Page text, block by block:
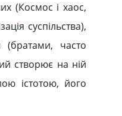
(Космос і хаос,
суспільства),
(братами, часто
створює на ній
істотою, його